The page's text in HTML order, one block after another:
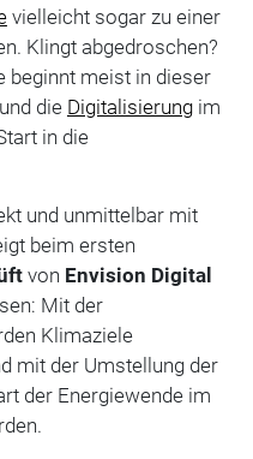
vielleicht sogar zu einer
Klingt abgedroschen?
beginnt meist in dieser
die Digitalisierungim
in die
und unmittelbar mit
beim ersten
von Envision Digital
Mit der
Klimaziele
mit der Umstellung der
der Energiewende im